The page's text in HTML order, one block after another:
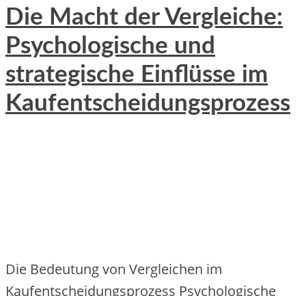
Die Macht der Vergleiche:
Psychologische und
strategische Einflüsse im
Kaufentscheidungsprozess
Die Bedeutung von Vergleichen im
Kaufentscheidungsprozess Psychologische